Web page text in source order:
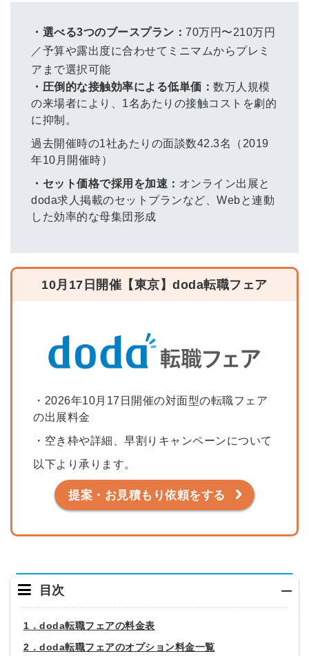
・選べる3つのブースプラン： 70万円〜210万円
／予算や露出度に合わせてミニマムからプレミ
アまで選択可能
・圧倒的な接触効率による低単価： 数万人規模
の来場者により、1名あたりの接触コストを劇的
に抑制。
過去開催時の1社あたりの面談数42.3名（2019
年10月開催時）
・セット価格で採用を加速： オンライン出展と
doda求人掲載のセットプランなど、Webと連動
した効率的な母集団形成
10月17日開催【東京】doda転職フェア
・2026年10月17日開催の対面型の転職フェア
の出展料金
・空き枠や詳細、早割りキャンペーンについて
以下より承ります。
提案・お見積もり依頼をする
目次
1．doda転職フェアの料金表
2．doda転職フェアのオプション料金一覧